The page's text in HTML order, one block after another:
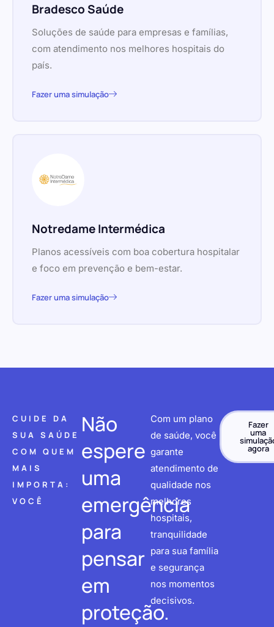
Bradesco Saúde
Soluções de saúde para empresas e famílias,
com atendimento nos melhores hospitais do
país.
Fazer uma simulação
Notredame Intermédica
Planos acessíveis com boa cobertura hospitalar
e foco em prevenção e bem-estar.
Fazer uma simulação
CUIDE DA
SUA SAÚDE
COM QUEM
MAIS
IMPORTA:
VOCÊ
Não
espere
uma
emergência
para
pensar
em
proteção.
Com um plano
de saúde, você
garante
atendimento de
qualidade nos
melhores
hospitais,
tranquilidade
para sua família
e segurança
nos momentos
decisivos.
Fazer
uma
agora